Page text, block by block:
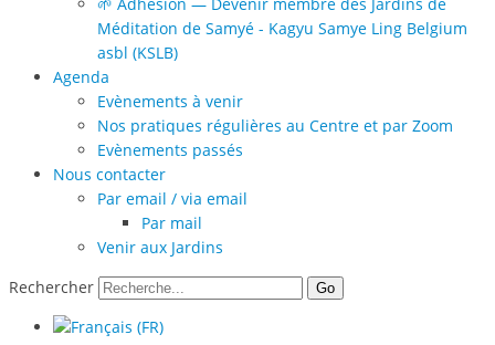
🌱 Adhésion — Devenir membre des Jardins de
Méditation de Samyé - Kagyu Samye Ling Belgium
asbl (KSLB)
Agenda
Evènements à venir
Nos pratiques régulières au Centre et par Zoom
Evènements passés
Nous contacter
Par email / via email
Par mail
Venir aux Jardins
Rechercher
Go